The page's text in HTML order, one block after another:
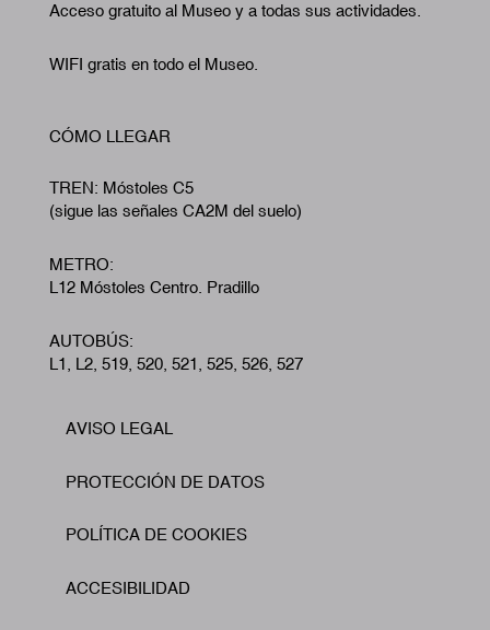
Acceso gratuito al Museo y a todas sus actividades.
WIFI gratis en todo el Museo.
CÓMO LLEGAR
TREN: Móstoles C5
(sigue las señales CA2M del suelo)
METRO:
L12 Móstoles Centro. Pradillo
AUTOBÚS:
L1, L2, 519, 520, 521, 525, 526, 527
Footer
AVISO LEGAL
PROTECCIÓN DE DATOS
POLÍTICA DE COOKIES
ACCESIBILIDAD